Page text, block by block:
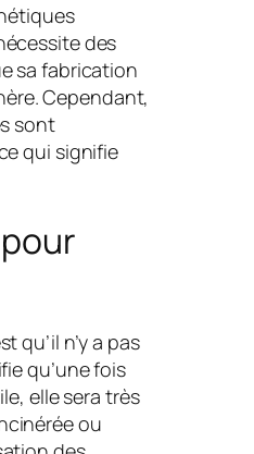
des
sa fabrication
Cependant,
sont
qui signifie
qu’il n’y a pas
qu’une fois
elle sera très
ou